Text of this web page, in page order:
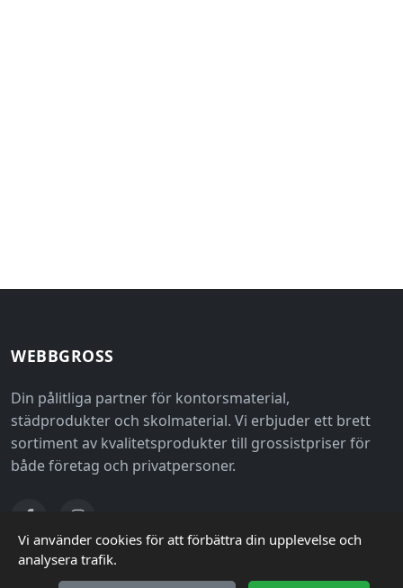
WEBBGROSS
Din pålitliga partner för kontorsmaterial,
städprodukter och skolmaterial. Vi erbjuder ett brett
sortiment av kvalitetsprodukter till grossistpriser för
både företag och privatpersoner.
Vi använder cookies för att förbättra din upplevelse och
analysera trafik.